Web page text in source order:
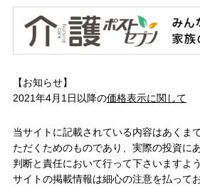
【お知らせ】
2021年4月1日以降の価格表示に関して
当サイトに記載されている内容はあくま
ただくためのものであり、実際の投資に
判断と責任において行って下さいますよ
サイトの掲載情報は細心の注意を払って